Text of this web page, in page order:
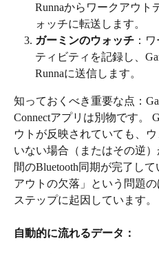
Runnaからワークアウト
ォッチに転送します。
ガーミンのウォッチ ：
ティビティを記録し、
Runnaに送信します。
知っておくべき重要な点：
Connectアプリは別物です。
ウトが反映されていても、
いない場合（またはその逆
間のBluetooth同期が完了し
アウトの欠落」という問題
ステップに起因しています。
自動的に流れるデータ：